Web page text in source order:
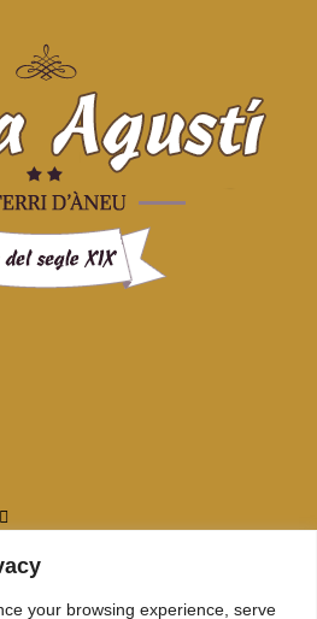
your browsing experience, serve